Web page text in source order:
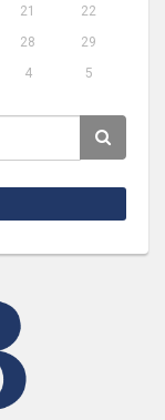
21
22
28
29
4 5